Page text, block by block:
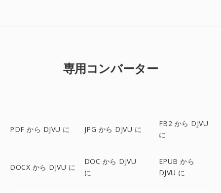
専用コンバーター
PDF から DJVU に JPG から DJVU に
FB2 から DJVU
に
DOCX から DJVU に
DOC から DJVU
に
EPUB から
DJVU に